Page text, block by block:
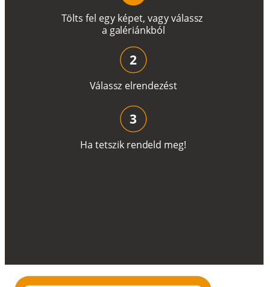
Tölts fel egy képet, vagyválassz
a galériánkból
Válassz elrendezést
2
Ha tetszik rendeld meg!
3